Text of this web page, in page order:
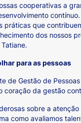
cooperativas a
práticas que
dos nossos
para as pessoas
de Gestão de
coração da gestão
sobre a
como avaliamos